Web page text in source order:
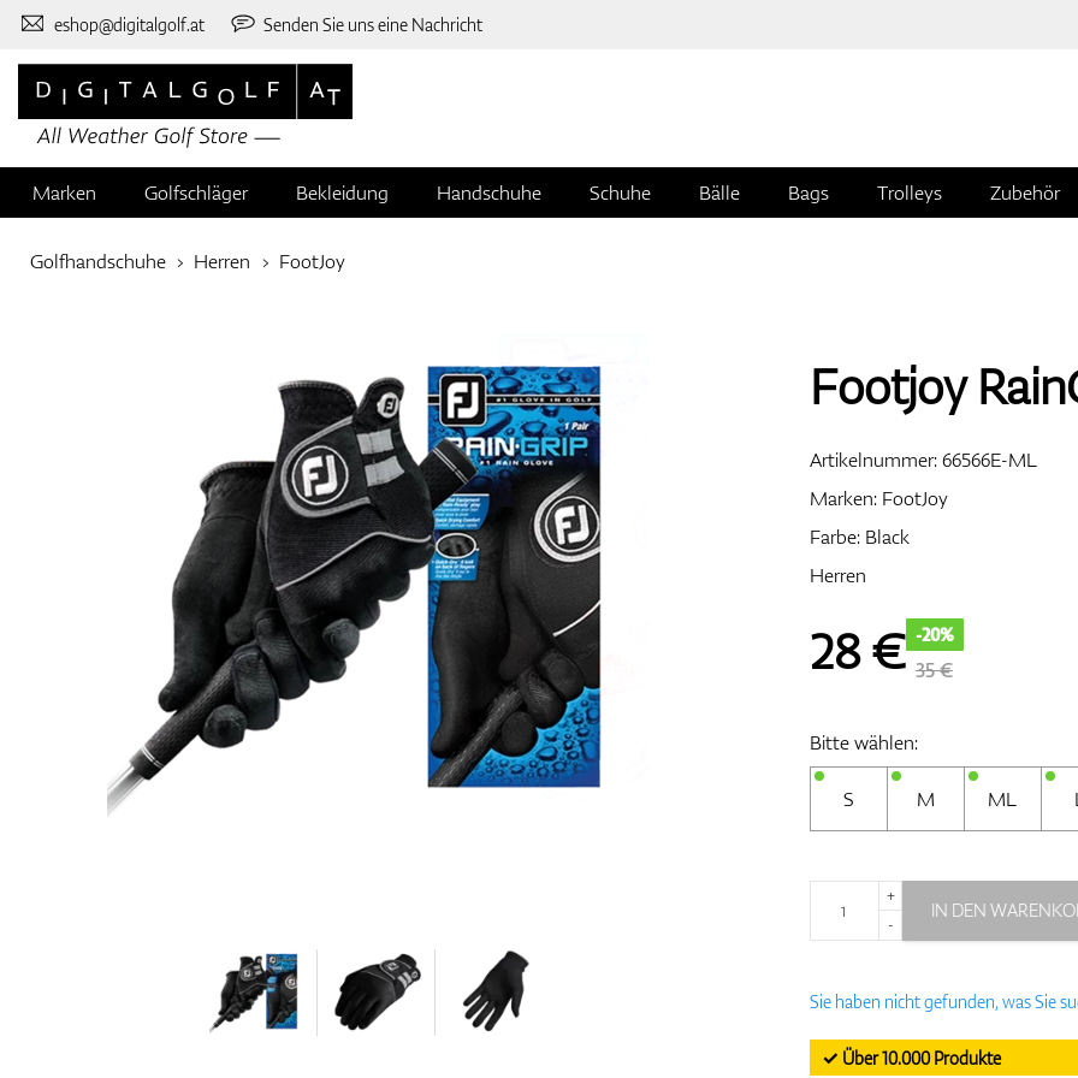
eshop@digitalgolf.at Senden Sie uns eine Nachricht
Marken Golfschläger Bekleidung Handschuhe Schuhe Bälle Bags Trolleys Zubehör
Golfhandschuhe Herren FootJoy
Footjoy
Artikelnummer:66566E-ML
Marken: FootJoy
Farbe: Black
Herren
28€ -20%
35 €
Bitte wählen:
S M ML
+
-
IN DEN
Sie haben nicht gefunden, was Sie
✓ Über 10.000 Produkte